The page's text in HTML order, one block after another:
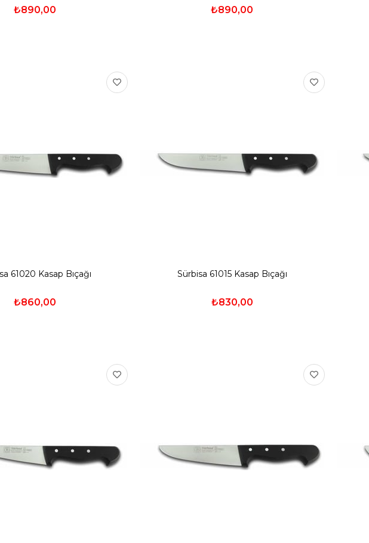
₺890,00 ₺890,00
61020 Kasap Bıçağı
₺860,00
Sürbisa 61015 Kasap Bıçağı
₺830,00